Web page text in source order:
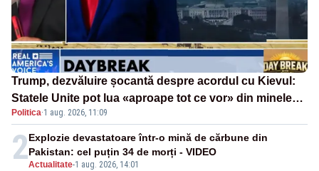
Trump, dezvăluire șocantă despre acordul cu Kievul:
Statele Unite pot lua «aproape tot ce vor» din minele
Ucrainei”
Politica·1 aug. 2026, 11:09
2Actualitate-1 aug. 2026, 14:01
Explozie devastatoare într-o mină de cărbune din
Pakistan: cel puțin 34 de morți - VIDEO